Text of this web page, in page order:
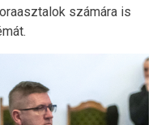
számára is